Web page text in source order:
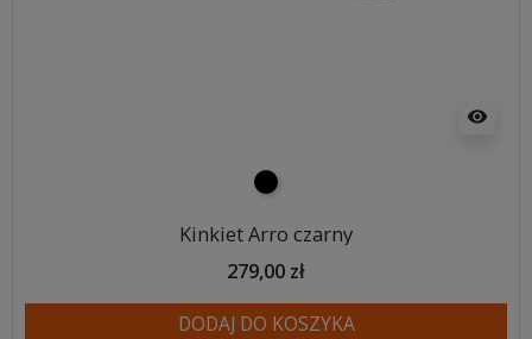
visibility
czarny
Kinkiet Arro czarny
279,00 zł
DODAJ DO KOSZYKA